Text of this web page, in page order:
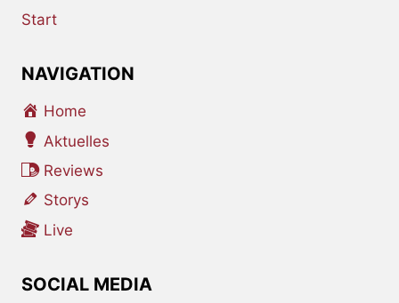
Start
NAVIGATION
Home
Aktuelles
Reviews
Storys
Live
SOCIAL MEDIA